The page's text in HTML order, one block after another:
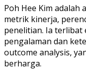
Poh Hee Kim adalah
metrik kinerja,
penelitian. Ia terlibat
pengalaman dan
outcome analysis,
berharga.